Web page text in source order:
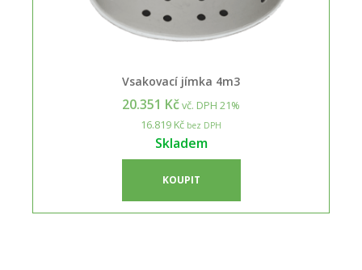
Vsakovací jímka 4m3
20.351 Kčvč. DPH 21%
16.819 Kč bez DPH
Skladem
KOUPIT